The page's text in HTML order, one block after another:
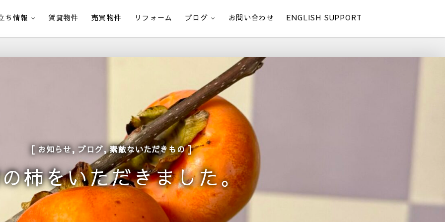
ち情報 賃貸物件 売買物件 リフォーム ブログ お問い合わせ ENGLISH SUPPORT
お知らせ,ブログ,素敵ないただきもの
柿をいただきました。